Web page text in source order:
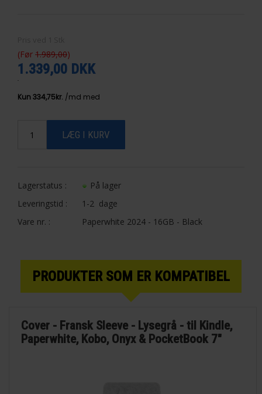
(Før 1.989,00)
1.339,00 DKK
Lagerstatus :
På lager
Leveringstid :
1-2 dage
Vare nr. :
Paperwhite 2024 - 16GB - Black
PRODUKTER SOM ER KOMPATIBEL
Cover - Fransk Sleeve - Lysegrå - til Kindle,
Paperwhite, Kobo, Onyx & PocketBook 7"